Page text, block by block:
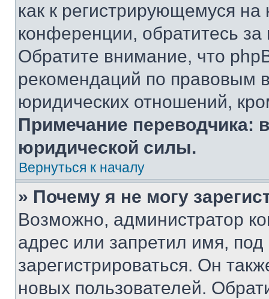
как к регистрирующемуся
конференции, обратитесь
Обратите внимание, что
рекомендаций по правовым
юридических отношений,
Примечание переводчика:
юридической силы.
Вернуться к началу
» Почему я не могу
Возможно, администратор
адрес или запретил имя,
зарегистрироваться. Он
новых пользователей.